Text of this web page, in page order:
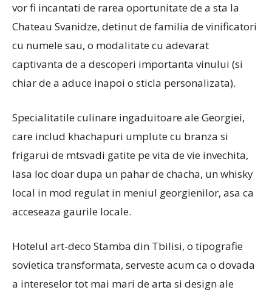
vor fi incantati de rarea oportunitate de a sta la
Chateau Svanidze, detinut de familia de vinificatori
cu numele sau, o modalitate cu adevarat
captivanta de a descoperi importanta vinului (si
chiar de a aduce inapoi o sticla personalizata).
Specialitatile culinare ingaduitoare ale Georgiei,
care includ khachapuri umplute cu branza si
frigarui de mtsvadi gatite pe vita de vie invechita,
lasa loc doar dupa un pahar de chacha, un whisky
local in mod regulat in meniul georgienilor, asa ca
acceseaza gaurile locale.
Hotelul art-deco Stamba din Tbilisi, o tipografie
sovietica transformata, serveste acum ca o dovada
a intereselor tot mai mari de arta si design ale